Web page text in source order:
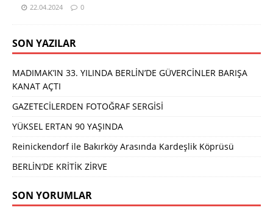
22.04.2024 0
SON YAZILAR
MADIMAK’IN 33. YILINDA BERLİN’DE GÜVERCİNLER BARIŞA
KANAT AÇTI
GAZETECİLERDEN FOTOĞRAF SERGİSİ
YÜKSEL ERTAN 90 YAŞINDA
Reinickendorf ile Bakırköy Arasında Kardeşlik Köprüsü
BERLİN’DE KRİTİK ZİRVE
SON YORUMLAR